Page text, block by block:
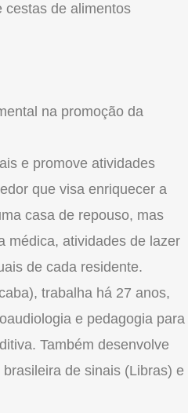
cestas de alimentos
na promoção da
e promove atividades
que visa enriquecer a
casa de repouso, mas
médica, atividades de lazer
de cada residente.
trabalha há 27 anos,
e pedagogia para
Também desenvolve
de sinais (Libras) e